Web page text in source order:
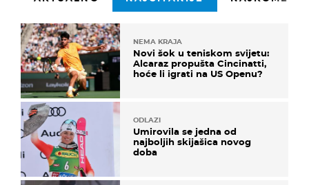
NEMA KRAJA
Novi šok u teniskom svijetu:
Alcaraz propušta Cincinatti,
hoće li igrati na US Openu?
ODLAZI
Umirovila se jedna od
najboljih skijašica novog
doba